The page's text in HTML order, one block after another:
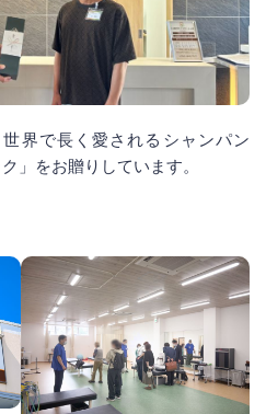
界で長く愛されるシャンパン
」をお贈りしています。